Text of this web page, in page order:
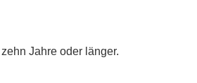
Jahre oder länger.